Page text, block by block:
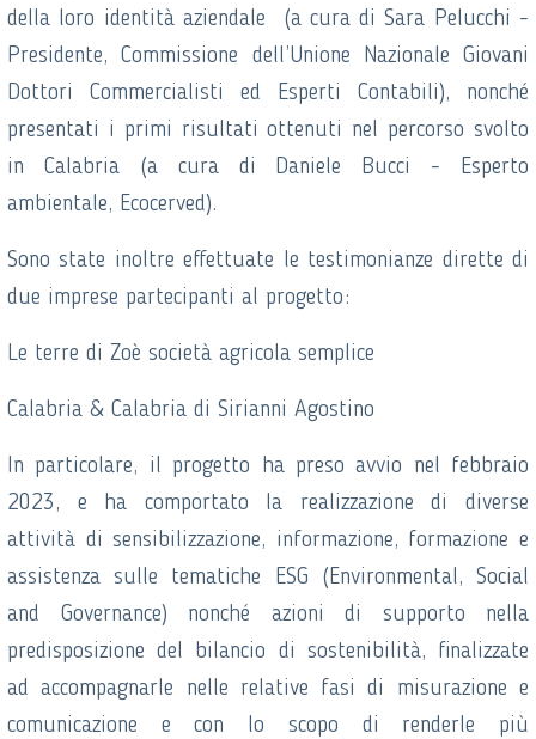
della loro identità aziendale (a cura di Sara Pelucchi -
Presidente, Commissione dell’Unione Nazionale Giovani
Dottori Commercialisti ed Esperti Contabili), nonché
presentati i primi risultati ottenuti nel percorso svolto
in Calabria (a cura di Daniele Bucci - Esperto
ambientale, Ecocerved).
Sono state inoltre effettuate le testimonianze dirette di
due imprese partecipanti al progetto:
Le terre di Zoè società agricola semplice
Calabria & Calabria di Sirianni Agostino
In particolare, il progetto ha preso avvio nel febbraio
2023, e ha comportato la realizzazione di diverse
attività di sensibilizzazione, informazione, formazione e
assistenza sulle tematiche ESG (Environmental, Social
and Governance) nonché azioni di supporto nella
predisposizione del bilancio di sostenibilità, finalizzate
ad accompagnarle nelle relative fasi di misurazione e
comunicazione e con lo scopo di renderle più